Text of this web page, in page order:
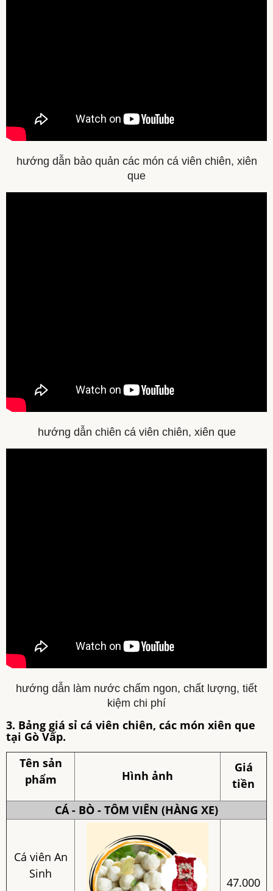
hướng dẫn bảo quản các món cá viên chiên, xiên
que
hướng dẫn chiên cá viên chiên, xiên que
hướng dẫn làm nước chấm ngon, chất lượng, tiết
kiệm chi phí
3. Bảng giá sỉ cá viên chiên, các món xiên que
tại Gò Vấp.
Tên sản
phẩm
Hình ảnh
Giá
tiền
CÁ - BÒ - TÔM VIÊN (HÀNG XE)
Cá viên An
Sinh
47.000